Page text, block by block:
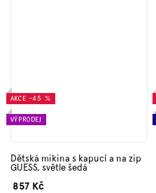
AKCE –45 %
VÝPRODEJ
Dětská mikina s kapucí a na zip
GUESS, světle šedá
857 Kč